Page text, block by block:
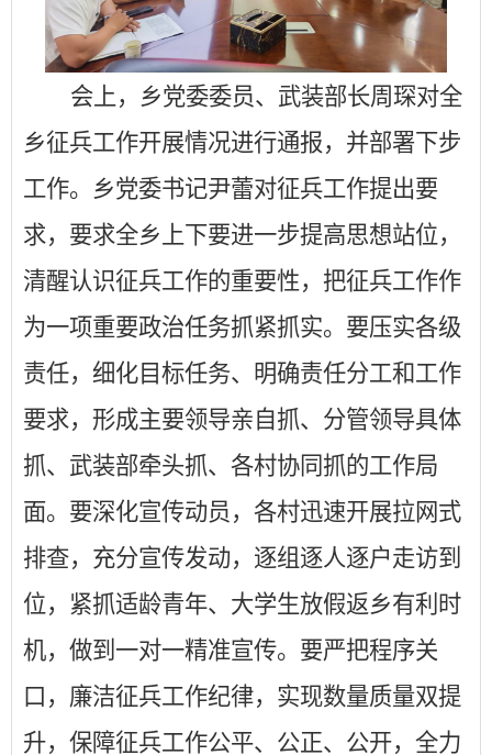
会上，乡党委委员、武装部长周琛对全
乡征兵工作开展情况进行通报，并部署下步
工作。乡党委书记尹蕾对征兵工作提出要
求，要求全乡上下要进一步提高思想站位，
清醒认识征兵工作的重要性，把征兵工作作
为一项重要政治任务抓紧抓实。要压实各级
责任，细化目标任务、明确责任分工和工作
要求，形成主要领导亲自抓、分管领导具体
抓、武装部牵头抓、各村协同抓的工作局
面。要深化宣传动员，各村迅速开展拉网式
排查，充分宣传发动，逐组逐人逐户走访到
位，紧抓适龄青年、大学生放假返乡有利时
机，做到一对一精准宣传。要严把程序关
口，廉洁征兵工作纪律，实现数量质量双提
升，保障征兵工作公平、公正、公开，全力